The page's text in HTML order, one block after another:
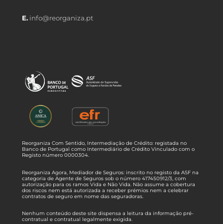
E. info@reorganiza.pt
Reorganiza Com Sentido, Intermediação de Crédito: registada no
Banco de Portugal como Intermediário de Crédito Vinculado com o
Registo número 0000304.
Reorganiza Agora, Mediador de Seguros: inscrito no registo da ASF na
categoria de Agente de Seguros sob o número 417450912/3, com
autorização para os ramos Vida e Não Vida. Não assume a cobertura
dos riscos nem está autorizada a receber prémios nem a celebrar
contratos de seguro em nome das seguradoras.
Nenhum conteúdo deste site dispensa a leitura da informação pré-
contratual e contratual legalmente exigida.